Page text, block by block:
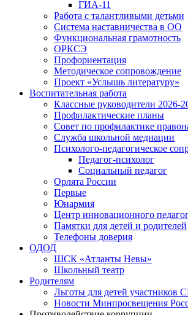
ГИА-11
Работа с талантливыми детьми
Система наставничества в ОО
Функциональная грамотность
ОРКСЭ
Профориентация
Методическое сопровождение
Проект «Услышь литературу»
Воспитательная работа
Классные руководители 2026-
Профилактические планы
Совет по профилактике
Служба школьной медиации
Психолого-педагогическое
Педагог-психолог
Социальный педагог
Орлята России
Первые
Юнармия
Центр инновационного
Памятки для детей и родителей
Телефоны доверия
ОДОД
ШСК «Атланты Невы»
Школьный театр
Родителям
Льготы для детей участников
Новости Минпросвещения